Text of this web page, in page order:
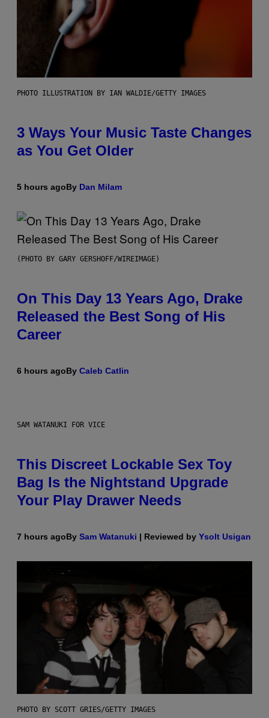
PHOTO ILLUSTRATION BY IAN WALDIE/GETTY IMAGES
3 Ways Your Music Taste Changes
as You Get Older
5 hours agoBy Dan Milam
(PHOTO BY GARY GERSHOFF/WIREIMAGE)
On This Day 13 Years Ago, Drake
Released the Best Song of His
Career
6 hours agoBy Caleb Catlin
SAM WATANUKI FOR VICE
This Discreet Lockable Sex Toy
Bag Is the Nightstand Upgrade
Your Play Drawer Needs
7 hours agoBy Sam Watanuki | Reviewed by Ysolt Usigan
PHOTO BY SCOTT GRIES/GETTY IMAGES